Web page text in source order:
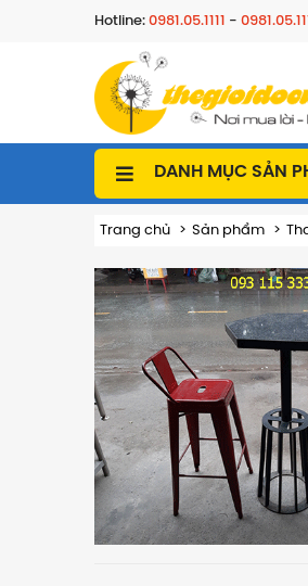
Hotline: 0981.05.1111 -
DANH MỤC SẢN
Trang chủ Sản phẩm